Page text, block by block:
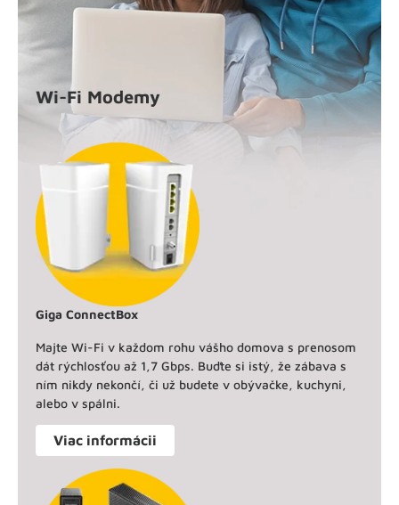
Wi-Fi Modemy
Giga ConnectBox
Majte Wi-Fi v každom rohu vášho domova s prenosom
dát rýchlosťou až 1,7 Gbps. Buďte si istý, že zábava s
ním nikdy nekončí, či už budete v obývačke, kuchyni,
alebo v spálni.
Viac informácii